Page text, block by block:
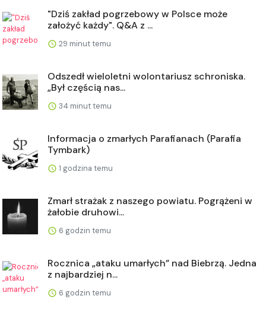
"Dziś zakład pogrzebowy w Polsce może
założyć każdy". Q&A z ...
29 minut temu
Odszedł wieloletni wolontariusz schroniska.
„Był częścią nas...
34 minut temu
Informacja o zmarłych Parafianach (Parafia
Tymbark)
1 godzina temu
Zmarł strażak z naszego powiatu. Pogrążeni w
żałobie druhowi...
6 godzin temu
Rocznica „ataku umarłych” nad Biebrzą. Jedna
z najbardziej n...
6 godzin temu